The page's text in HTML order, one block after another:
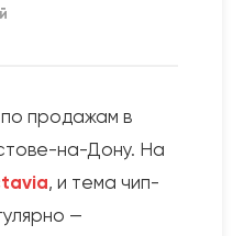
продажам в
на-Дону. На
, и тема чип-
—